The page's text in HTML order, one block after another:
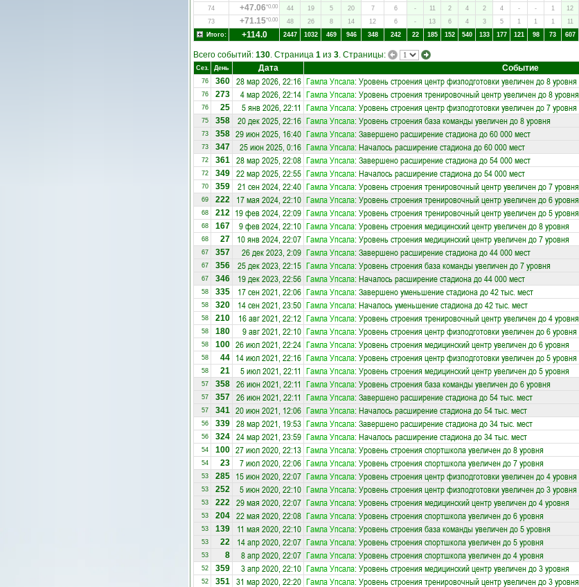
74
+47.06*0.00 44 19 5 20 7 6 - 11 2 4 2 4 - - 1 12
73
+71.15*0.00 48 26 8 14 12 6 - 13 6 4 3 5 1 1 1 11
Итого:
+114.0 2447 1032 469 946 348 242 22 185 152 540 133 177 121 98 73 607
Всего событий: 130. Страница 1 из 3. Страницы:
Сез. День Дата Событие
76 360 28 мар 2026, 22:16 Гамла Упсала: Уровень строения центр физподготовки увеличен до 8 уровня
76 273 4 мар 2026, 22:14 Гамла Упсала: Уровень строения тренировочный центр увеличен до 8 уровня
76 25 5 янв 2026, 22:11 Гамла Упсала: Уровень строения центр физподготовки увеличен до 7 уровня
75 358 20 дек 2025, 22:16 Гамла Упсала: Уровень строения база команды увеличен до 8 уровня
73 358 29 июн 2025, 16:40 Гамла Упсала: Завершено расширение стадиона до 60 000 мест
73 347 25 июн 2025, 0:16 Гамла Упсала: Началось расширение стадиона до 60 000 мест
72 361 28 мар 2025, 22:08 Гамла Упсала: Завершено расширение стадиона до 54 000 мест
72 349 22 мар 2025, 22:55 Гамла Упсала: Началось расширение стадиона до 54 000 мест
70 359 21 сен 2024, 22:40 Гамла Упсала: Уровень строения тренировочный центр увеличен до 7 уровня
69 222 17 мая 2024, 22:10 Гамла Упсала: Уровень строения тренировочный центр увеличен до 6 уровня
68 212 19 фев 2024, 22:09 Гамла Упсала: Уровень строения тренировочный центр увеличен до 5 уровня
68 167 9 фев 2024, 22:10 Гамла Упсала: Уровень строения медицинский центр увеличен до 8 уровня
68 27 10 янв 2024, 22:07 Гамла Упсала: Уровень строения медицинский центр увеличен до 7 уровня
67 357 26 дек 2023, 2:09 Гамла Упсала: Завершено расширение стадиона до 44 000 мест
67 356 25 дек 2023, 22:15 Гамла Упсала: Уровень строения база команды увеличен до 7 уровня
67 346 19 дек 2023, 22:56 Гамла Упсала: Началось расширение стадиона до 44 000 мест
58 335 17 сен 2021, 22:06 Гамла Упсала: Завершено уменьшение стадиона до 42 тыс. мест
58 320 14 сен 2021, 23:50 Гамла Упсала: Началось уменьшение стадиона до 42 тыс. мест
58 210 16 авг 2021, 22:12 Гамла Упсала: Уровень строения тренировочный центр увеличен до 4 уровня
58 180 9 авг 2021, 22:10 Гамла Упсала: Уровень строения центр физподготовки увеличен до 6 уровня
58 100 26 июл 2021, 22:24 Гамла Упсала: Уровень строения медицинский центр увеличен до 6 уровня
58 44 14 июл 2021, 22:16 Гамла Упсала: Уровень строения центр физподготовки увеличен до 5 уровня
58 21 5 июл 2021, 22:11 Гамла Упсала: Уровень строения медицинский центр увеличен до 5 уровня
57 358 26 июн 2021, 22:11 Гамла Упсала: Уровень строения база команды увеличен до 6 уровня
57 357 26 июн 2021, 22:11 Гамла Упсала: Завершено расширение стадиона до 54 тыс. мест
57 341 20 июн 2021, 12:06 Гамла Упсала: Началось расширение стадиона до 54 тыс. мест
56 339 28 мар 2021, 19:53 Гамла Упсала: Завершено расширение стадиона до 34 тыс. мест
56 324 24 мар 2021, 23:59 Гамла Упсала: Началось расширение стадиона до 34 тыс. мест
54 100 27 июл 2020, 22:13 Гамла Упсала: Уровень строения спортшкола увеличен до 8 уровня
54 23 7 июл 2020, 22:06 Гамла Упсала: Уровень строения спортшкола увеличен до 7 уровня
53 285 15 июн 2020, 22:07 Гамла Упсала: Уровень строения центр физподготовки увеличен до 4 уровня
53 252 5 июн 2020, 22:10 Гамла Упсала: Уровень строения центр физподготовки увеличен до 3 уровня
53 222 29 мая 2020, 22:07 Гамла Упсала: Уровень строения медицинский центр увеличен до 4 уровня
53 204 22 мая 2020, 22:08 Гамла Упсала: Уровень строения спортшкола увеличен до 6 уровня
53 139 11 мая 2020, 22:10 Гамла Упсала: Уровень строения база команды увеличен до 5 уровня
53 22 14 апр 2020, 22:07 Гамла Упсала: Уровень строения спортшкола увеличен до 5 уровня
53 8 8 апр 2020, 22:07 Гамла Упсала: Уровень строения спортшкола увеличен до 4 уровня
52 359 3 апр 2020, 22:10 Гамла Упсала: Уровень строения медицинский центр увеличен до 3 уровня
52 351 31 мар 2020, 22:20 Гамла Упсала: Уровень строения тренировочный центр увеличен до 3 уровня